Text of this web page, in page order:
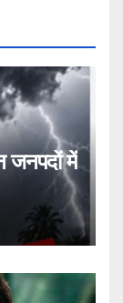
जनपदों में